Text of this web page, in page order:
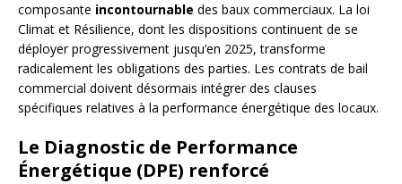
composante incontournable des baux commerciaux. La loi
Climat et Résilience, dont les dispositions continuent de se
déployer progressivement jusqu’en 2025, transforme
radicalement les obligations des parties. Les contrats de bail
commercial doivent désormais intégrer des clauses
spécifiques relatives à la performance énergétique des locaux.
Le Diagnostic de Performance
Énergétique (DPE) renforcé